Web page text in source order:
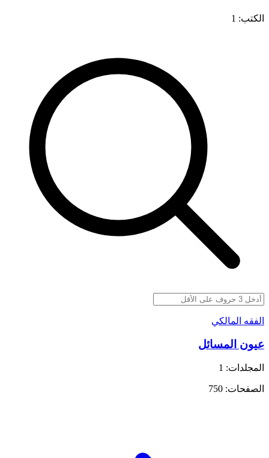
الكتب: 1
الفقه المالكي
عيون المسائل
المجلدات: 1
الصفحات: 750